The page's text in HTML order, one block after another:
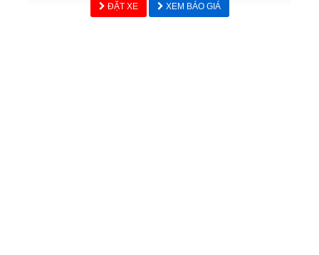
ĐẶT XE XEM BÁO GIÁ